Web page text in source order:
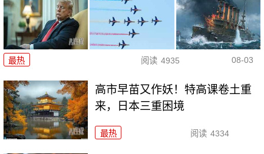
最热 阅读 4935 08-03
高市早苗又作妖！特高课卷土重
来，日本三重困境
最热 阅读 4334